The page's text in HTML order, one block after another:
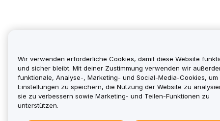
Wir verwenden erforderliche Cookies, damit diese Website
und sicher bleibt. Mit deiner Zustimmung verwenden wir
funktionale, Analyse-, Marketing- und Social-Media-Cookies, um
Einstellungen zu speichern, die Nutzung der Website zu
sie zu verbessern sowie Marketing- und Teilen-Funktionen zu
unterstützen.